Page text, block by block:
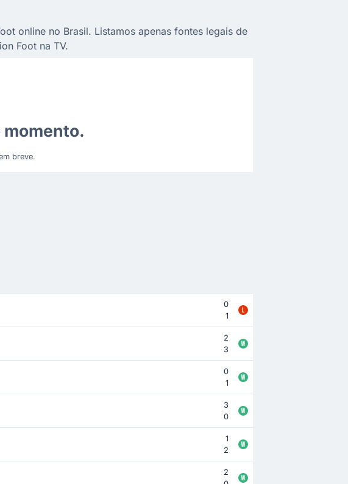
online no Brasil. Listamos apenas fontes legais de
Foot na TV.
breve.
0
1
2
3
0
1
3
0
1
2
2